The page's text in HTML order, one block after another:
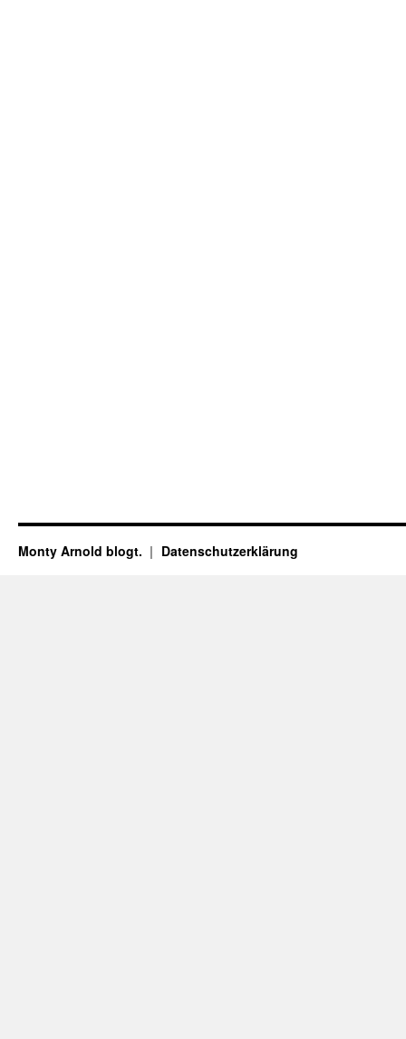
Monty Arnold blogt. Datenschutz­erklärung